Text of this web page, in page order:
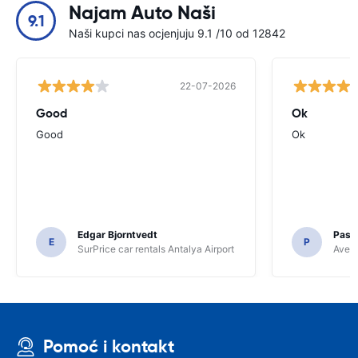
9.1 Najam Auto Naši
Naši kupci nas ocjenjuju 9.1 /10 od 12842
22-07-2026
Good
Good
E
Edgar Bjorntvedt
SurPrice car rentals Antalya Airport
Ok
Ok
P
Avec
Pomoć i kontakt